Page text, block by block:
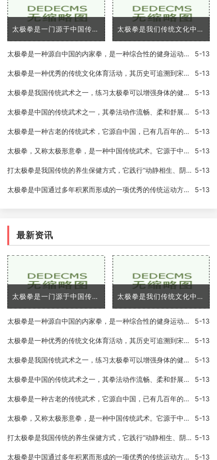
太极拳是一门源于中国传统文化的武术，已经广泛传播到了全世界各地。它不仅是一种给人们提供了自我防卫技能的技术，同时也提供了许多身体和心理上的优势。在这篇文章中，我将 太极拳是我们传统文化中的代表之一，是中国优秀的传统武术之一。太极拳以「浑然一体，动静相成」的理念，将人体全部的活动方式统一在一起，既可以练习身体，又可以练习意志和
太极拳是一种源自中国的内家拳，是一种综合性的健身运动，以静制动，形式独特，具有超凡的身体控制力和动作美感。太极拳在中国已经流传了几百年，目前已经成为了世界各地广为 5-13
太极拳是一种优秀的传统文化体育活动，其历史可追溯到宋代，现在被广泛应用于健身、疏导通经以及情志调节等多个领域。对于经常打太极拳是否有好处和坏处，一直是一个备受关注 5-13
太极拳是我国传统武术之一，练习太极拳可以增强身体的健康和内功。作为太极拳中的基本动作之一，蹬腿不仅可以锻炼下肢力量，还可以提高身体的柔韧性和协调性。今天我们就来介 5-13
太极拳是中国的传统武术之一，其拳法动作流畅、柔和舒展，以柔克刚，以缓为快，以柔顺化刚强，以小胜大，以不动应万变的特点著称，代表着中国武术的高超境界和深邃内涵。而太 5-13
太极拳是一种古老的传统武术，它源自中国，已有几百年的历史。太极拳注重内功和外功的结合，同时强调身心的和谐，它被认为是一种有效的身体健身方式，也能帮助人们调整心态。 5-13
太极拳，又称太极形意拳，是一种中国传统武术。它源于中国道家的一种哲学思想，认为一切事物都是由两种相反的力量所组成，即阴阳。太极拳讲究“柔中带刚”，通过缓慢的动作和 5-13
打太极拳是我国传统的养生保健方式，它践行“动静相生、阴阳调和”的理念，不仅能够增强身体的抵抗力，还可以放松身心，缓解压力。有些人在练习太极拳之后，会发现自己的失眠 5-13
太极拳是中国通过多年积累而形成的一项优秀的传统运动方式。它已成为世界知名的健身运动形式之一。太极拳通过舒缓的身体动作和深度呼吸，有效地增强身体的柔顺度、平衡能力、 5-13
最新资讯
太极拳是一门源于中国传统文化的武术，已经广泛传播到了全世界各地。它不仅是一种给人们提供了自我防卫技能的技术，同时也提供了许多身体和心理上的优势。在这篇文章中，我将 太极拳是我们传统文化中的代表之一，是中国优秀的传统武术之一。太极拳以「浑然一体，动静相成」的理念，将人体全部的活动方式统一在一起，既可以练习身体，又可以练习意志和
太极拳是一种源自中国的内家拳，是一种综合性的健身运动，以静制动，形式独特，具有超凡的身体控制力和动作美感。太极拳在中国已经流传了几百年，目前已经成为了世界各地广为 5-13
太极拳是一种优秀的传统文化体育活动，其历史可追溯到宋代，现在被广泛应用于健身、疏导通经以及情志调节等多个领域。对于经常打太极拳是否有好处和坏处，一直是一个备受关注 5-13
太极拳是我国传统武术之一，练习太极拳可以增强身体的健康和内功。作为太极拳中的基本动作之一，蹬腿不仅可以锻炼下肢力量，还可以提高身体的柔韧性和协调性。今天我们就来介 5-13
太极拳是中国的传统武术之一，其拳法动作流畅、柔和舒展，以柔克刚，以缓为快，以柔顺化刚强，以小胜大，以不动应万变的特点著称，代表着中国武术的高超境界和深邃内涵。而太 5-13
太极拳是一种古老的传统武术，它源自中国，已有几百年的历史。太极拳注重内功和外功的结合，同时强调身心的和谐，它被认为是一种有效的身体健身方式，也能帮助人们调整心态。 5-13
太极拳，又称太极形意拳，是一种中国传统武术。它源于中国道家的一种哲学思想，认为一切事物都是由两种相反的力量所组成，即阴阳。太极拳讲究“柔中带刚”，通过缓慢的动作和 5-13
打太极拳是我国传统的养生保健方式，它践行“动静相生、阴阳调和”的理念，不仅能够增强身体的抵抗力，还可以放松身心，缓解压力。有些人在练习太极拳之后，会发现自己的失眠 5-13
太极拳是中国通过多年积累而形成的一项优秀的传统运动方式。它已成为世界知名的健身运动形式之一。太极拳通过舒缓的身体动作和深度呼吸，有效地增强身体的柔顺度、平衡能力、 5-13